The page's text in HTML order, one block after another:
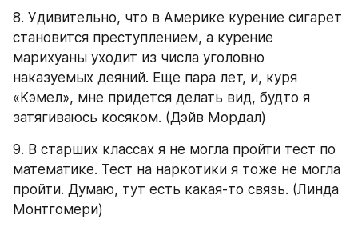
8. Удивительно, что в Америке курение сигарет
становится преступлением, а курение
марихуаны уходит из числа уголовно
наказуемых деяний. Еще пара лет, и, куря
«Кэмел», мне придется делать вид, будто я
затягиваюсь косяком. (Дэйв Мордал)
9. В старших классах я не могла пройти тест по
математике. Тест на наркотики я тоже не могла
пройти. Думаю, тут есть какая-то связь. (Линда
Монтгомери)